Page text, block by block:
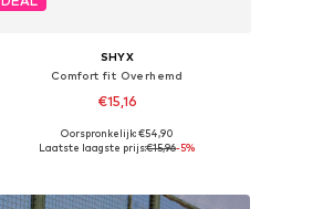
SHYX
Comfort fit Overhemd
€15,16
Beschikbare maten: S, M, L, XL, XXL, XXXL
Oorspronkelijk: €54,90
Laatste laagste prijs:€15,96-5%